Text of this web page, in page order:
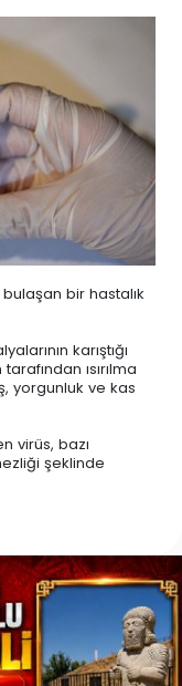
bir hastalık
karıştığı
ısırılma
yorgunluk ve kas
virüs, bazı
şeklinde